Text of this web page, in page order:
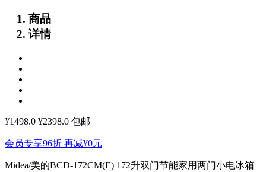
商品
详情
¥1498.0 ¥2398.0 包邮
会员专享96折 再减¥0元
Midea/美的BCD-172CM(E) 172升双门节能家用两门小电冰箱